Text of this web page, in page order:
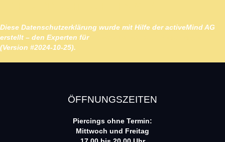
Diese Datenschutzerklärung wurde mit Hilfe der activeMind AG
erstellt – den Experten für
(Version #2024-10-25).
ÖFFNUNGSZEITEN
Piercings ohne Termin:
Mittwoch und Freitag